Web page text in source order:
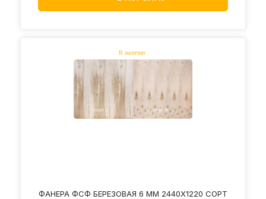
ФАНЕРА ФСФ БЕРЕЗОВАЯ 6 ММ 2440Х1220 СОРТ